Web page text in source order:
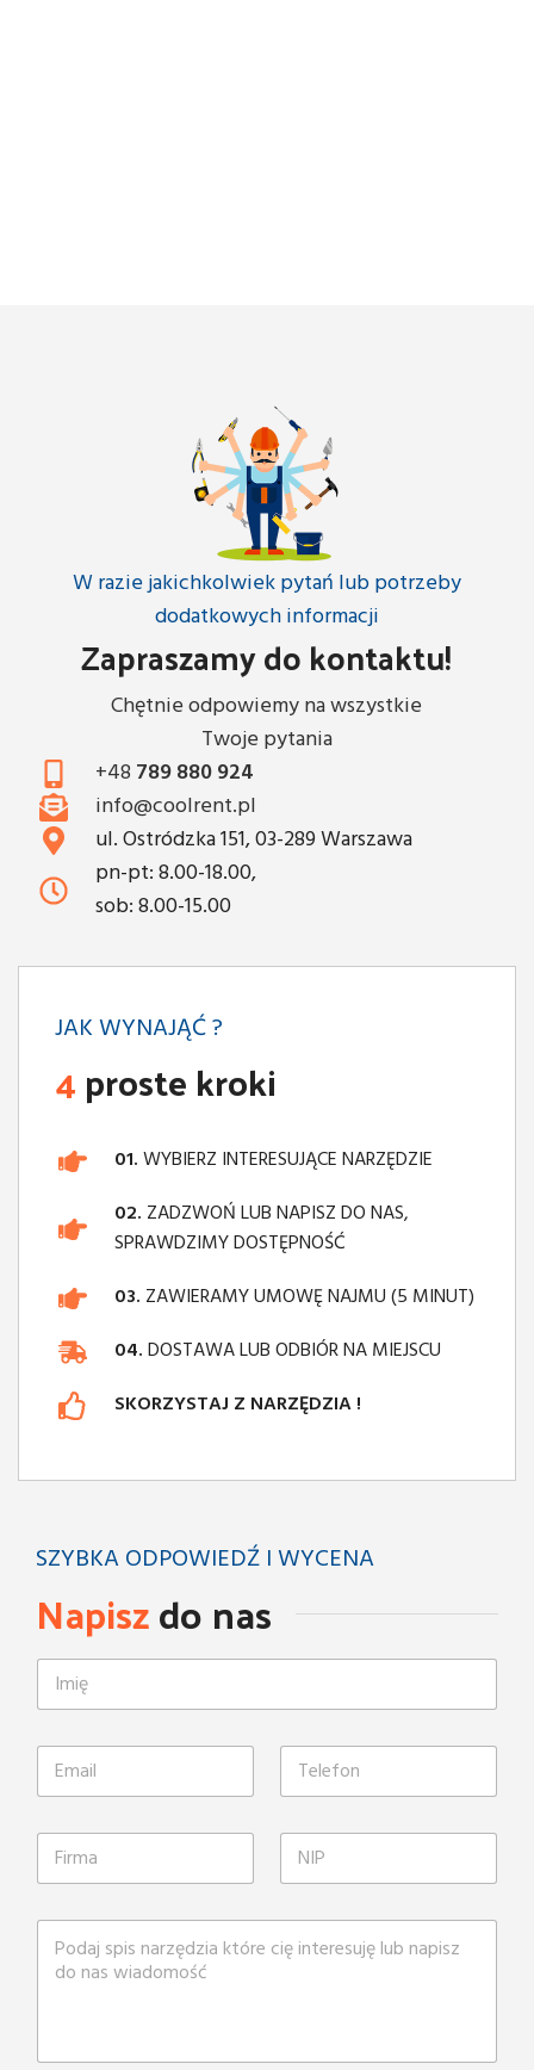
W razie jakichkolwiek pytań lub potrzeby
dodatkowych informacji
Zapraszamy do kontaktu!
Chętnie odpowiemy na wszystkie
Twoje pytania
+48 789 880 924
info@coolrent.pl
ul. Ostródzka 151, 03-289 Warszawa
pn-pt: 8.00-18.00,
sob: 8.00-15.00
JAK WYNAJĄĆ ?
4proste kroki
01.WYBIERZ INTERESUJĄCE NARZĘDZIE
02. ZADZWOŃ LUB NAPISZ DO NAS,
SPRAWDZIMY DOSTĘPNOŚĆ
03. ZAWIERAMY UMOWĘ NAJMU (5 MINUT)
04.DOSTAWA LUB ODBIÓR NA MIEJSCU
SKORZYSTAJ Z NARZĘDZIA !
SZYBKA ODPOWIEDŹ I WYCENA
Napiszdo nas